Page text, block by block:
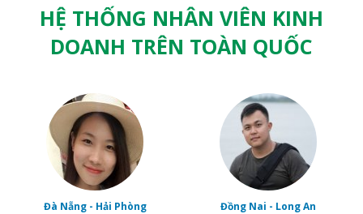
HỆ THỐNG NHÂN VIÊN KINH
DOANH TRÊN TOÀN QUỐC
Đà Nẵng - Hải Phòng
Đồng Nai - Long An